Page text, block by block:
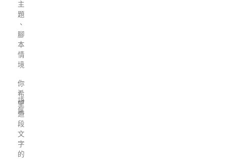
主
題
、
腳
本
情
境
:
:
語
氣
你
希
望
這
段
文
字
的